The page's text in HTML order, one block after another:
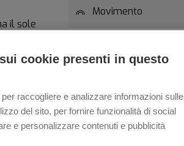
cookie presenti in questo
raccogliere e analizzare informazioni sulle
del sito, per fornire funzionalità di social
e personalizzare contenuti e pubblicità
il sole
Movimento